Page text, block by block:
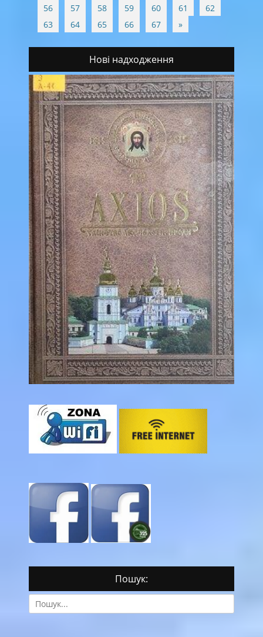
56 57 58 59 60 61
62
63
64 65 66 67 »
Нові надходження
Пошук:
Search
for: